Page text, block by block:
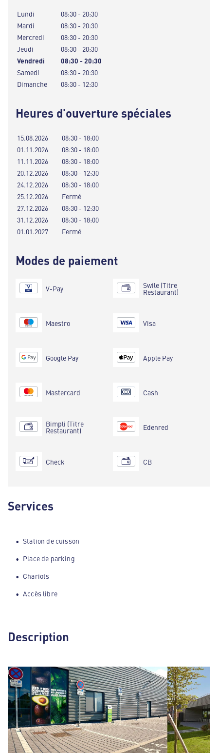
Lundi
08:30 - 20:30
Mardi
08:30 - 20:30
Mercredi
08:30 - 20:30
Jeudi
08:30 - 20:30
Vendredi
08:30 - 20:30
Samedi
08:30 - 20:30
Dimanche
08:30 - 12:30
Heures d'ouverture spéciales
15.08.2026
08:30 - 18:00
01.11.2026
08:30 - 18:00
11.11.2026
08:30 - 18:00
20.12.2026
08:30 - 12:30
24.12.2026
08:30 - 18:00
25.12.2026
Fermé
27.12.2026
08:30 - 12:30
31.12.2026
08:30 - 18:00
01.01.2027
Fermé
Modes de paiement
V-Pay
Maestro
Google Pay
Mastercard
Bimpli (Titre
Restaurant)
Check
Swile (Titre
Restaurant)
Visa
Apple Pay
Cash
Edenred
CB
Services
Station de cuisson
Place de parking
Chariots
Accès libre
Description